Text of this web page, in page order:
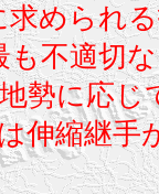
求められ
不適切
勢に応じ
伸縮継手